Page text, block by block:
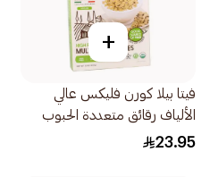
+
فيتا بيلا كورن فليكس عالي
الألياف رقائق متعددة الحبوب
عضوي وخالي من الجلوتين
23.95